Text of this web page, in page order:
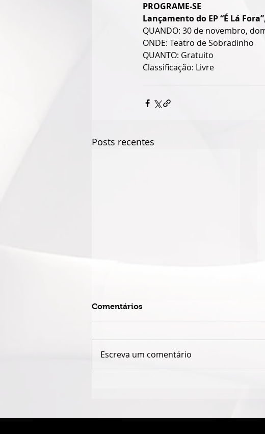
PROGRAME-SE
Lançamento do EP “É Lá
QUANDO: 30 de novembro,
ONDE: Teatro de Sobradinho
QUANTO: Gratuito
Classificação: Livre
Posts recentes
DA PRÓPRIA HISTÓRIA
Comentários
Escreva um comentário